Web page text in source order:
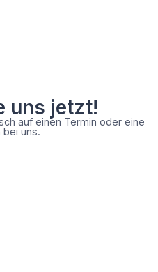
uns jetzt!
auf einen Termin oder eine
bei uns.